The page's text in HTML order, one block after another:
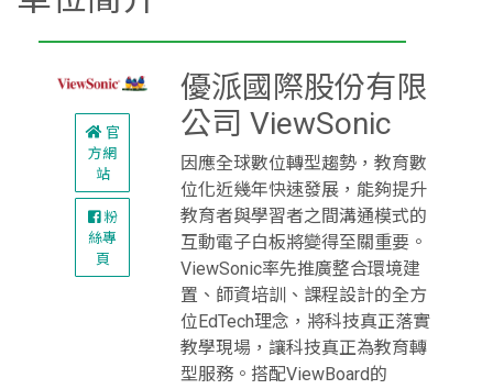
官
方網
站
粉
絲專
頁
優派國際股份有限
公司 ViewSonic
因應全球數位轉型趨勢，教育數
位化近幾年快速發展，能夠提升
教育者與學習者之間溝通模式的
互動電子白板將變得至關重要。
ViewSonic率先推廣整合環境建
置、師資培訓、課程設計的全方
位EdTech理念，將科技真正落實
教學現場，讓科技真正為教育轉
型服務。搭配ViewBoard的